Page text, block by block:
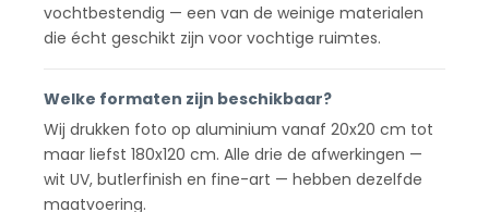
vochtbestendig — een van de weinige materialen
die écht geschikt zijn voor vochtige ruimtes.
Welke formaten zijn beschikbaar?
Wij drukken foto op aluminium vanaf 20x20 cm tot
maar liefst 180x120 cm. Alle drie de afwerkingen —
wit UV, butlerfinish en fine-art — hebben dezelfde
maatvoering.